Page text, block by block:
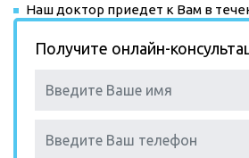
Наш доктор приедет к Вам в
Получите онлайн-